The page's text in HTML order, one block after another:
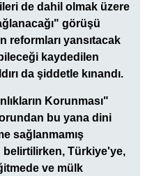
de dahil olmak üzere
görüşü
reformları yansıtacak
kaydedilen
da şiddetle kınandı.
Korunması"
bu yana dini
sağlanmamış
Türkiye'ye,
ve mülk